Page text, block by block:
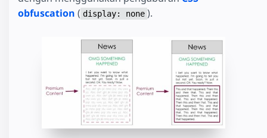
obfuscation ( display: none ).